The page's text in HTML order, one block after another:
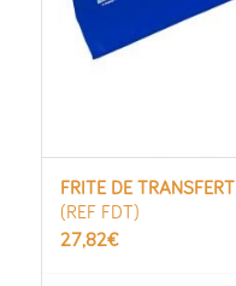
FRITE DE TRANSFERT
(REF FDT)
27,82€